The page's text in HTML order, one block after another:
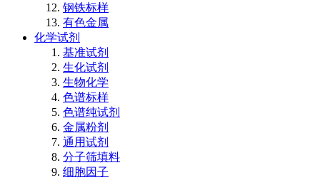
钢铁标样
有色金属
化学试剂
基准试剂
生化试剂
生物化学
色谱标样
色谱纯试剂
金属粉剂
通用试剂
分子筛填料
细胞因子